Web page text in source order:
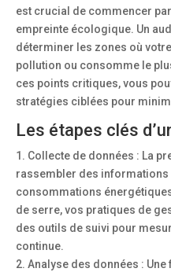
est crucial de commencer
empreinte écologique. Un
déterminer les zones où
pollution ou consomme le
ces points critiques, vous
stratégies ciblées pour
Les étapes clés
1. Collecte de données : La
rassembler des informations
consommations
de serre, vos pratiques de
des outils de suivi pour
continue.
2. Analyse des données :